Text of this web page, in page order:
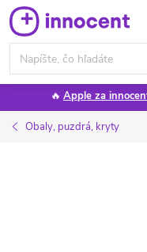
Prejsť
na
obsah
🔥 Apple za
Obaly, puzdrá, kryty